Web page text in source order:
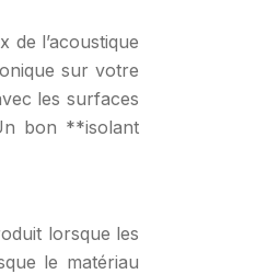
l’acoustique
sur votre
les surfaces
bon **isolant
lorsque les
le matériau